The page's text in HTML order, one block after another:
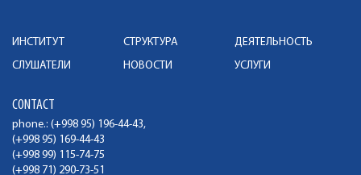
ИНСТИТУТ СТРУКТУРА
ДЕЯТЕЛЬНОСТЬ
СЛУШАТЕЛИ
НОВОСТИ УСЛУГИ
CONTACT
phone.: (+998 95) 196-44-43,
(+998 95) 169-44-43
(+998 99) 115-74-75
(+998 71) 290-73-51